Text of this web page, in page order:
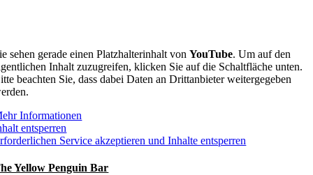
sehen gerade einen Platzhalterinhalt vonYouTube. Um auf den
Inhalt zuzugreifen, klicken Sie auf die Schaltfläche unten.
beachten Sie, dass dabei Daten an Drittanbieter weitergegeben
Informationen
entsperren
Service akzeptieren und Inhalte entsperren
Yellow Penguin Bar